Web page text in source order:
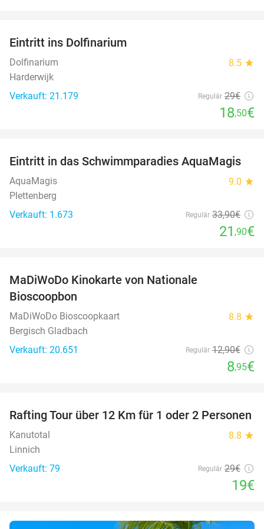
Eintritt ins Dolfinarium
Dolfinarium 8.5 star
Harderwijk
Verkauft: 21.179
Regulär 29€
18,50€
35%
Eintritt in das Schwimmparadies AquaMagis
AquaMagis 9.0 star
Plettenberg
Verkauft: 1.673
Regulär 33,90€
21 ,90€
MaDiWoDo Kinokarte von Nationale
Bioscoopbon
MaDiWoDo Bioscoopkaart 8.8 star
Bergisch Gladbach
Verkauft: 20.651
Regulär 12,90€
8,95€
34%
Rafting Tour über 12 Km für 1 oder 2 Personen
Kanutotal 8.8 star
Linnich
Verkauft: 79
Regulär 29€
19€